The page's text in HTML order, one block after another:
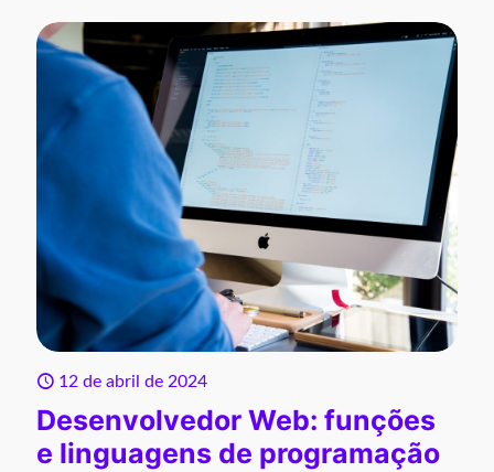
12 de abril de 2024
Desenvolvedor Web: funções
e linguagens de programação